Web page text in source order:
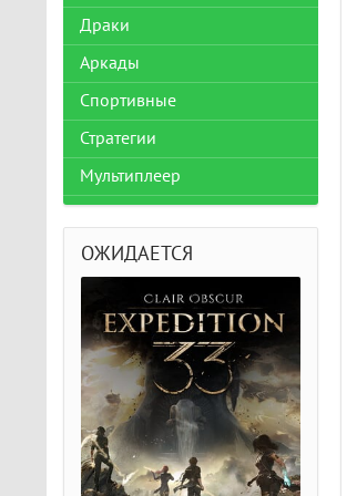
Драки
Аркады
Спортивные
Стратегии
Мультиплеер
ОЖИДАЕТСЯ